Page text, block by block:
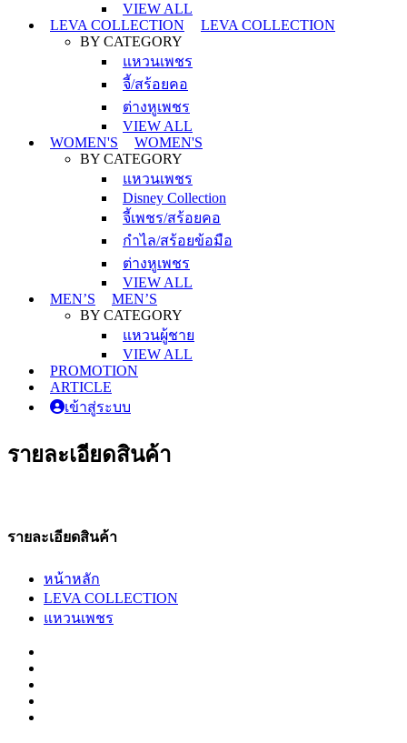
VIEW ALL
LEVA COLLECTION
LEVA COLLECTION
BY CATEGORY
แหวนเพชร
จี้/สร้อยคอ
ต่างหูเพชร
VIEW ALL
WOMEN'S
WOMEN'S
BY CATEGORY
แหวนเพชร
Disney Collection
จี้เพชร/สร้อยคอ
กำไล/สร้อยข้อมือ
ต่างหูเพชร
VIEW ALL
MEN’S
MEN’S
BY CATEGORY
แหวนผู้ชาย
VIEW ALL
PROMOTION
ARTICLE
เข้าสู่ระบบ
รายละเอียดสินค้า
รายละเอียดสินค้า
หน้าหลัก
LEVA COLLECTION
แหวนเพชร